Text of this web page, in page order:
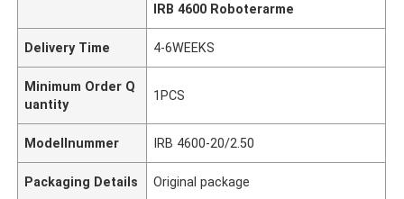
IRB 4600 Roboterarme
Delivery Time 4-6WEEKS
Minimum Order Q
uantity
1PCS
Modellnummer IRB 4600-20/2.50
Packaging Details Original package